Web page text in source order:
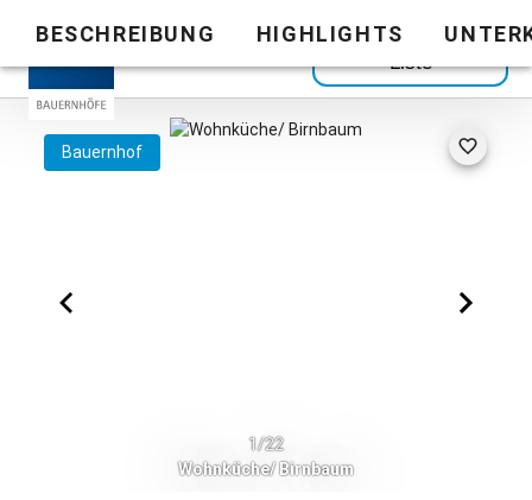
Zurück zur
Liste
BESCHREIBUNG HIGHLIGHTS
Bauernhof
1/22
Wohnküche/ Birnbaum